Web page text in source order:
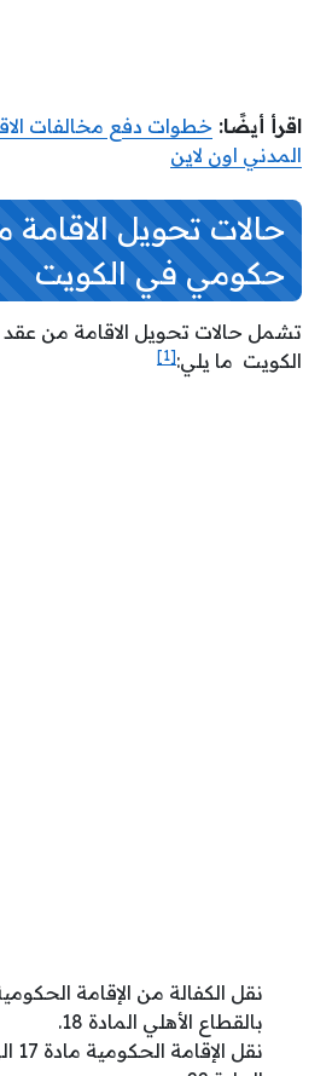
اقرأ أيضًا: خطوات دفع مخالفات
المدني اون لاين
حالات تحويل
حكومي في الكويت
الكويت ما يلي:[1]
بالقطاع الأهلي المادة 18.